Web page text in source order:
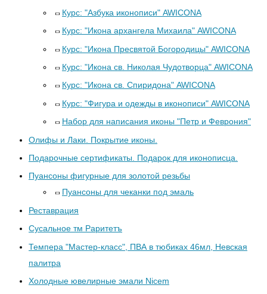
Курс: "Азбука иконописи" AWICONA
Курс: "Икона архангела Михаила" AWICONA
Курс: "Икона Пресвятой Богородицы" AWICONA
Курс: "Икона св. Николая Чудотворца" AWICONA
Курс: "Икона св. Спиридона" AWICONA
Курс: "Фигура и одежды в иконописи" AWICONA
Набор для написания иконы "Петр и Феврония"
Олифы и Лаки. Покрытие иконы.
Подарочные сертификаты. Подарок для иконописца.
Пуансоны фигурные для золотой резьбы
Пуансоны для чеканки под эмаль
Реставрация
Сусальное тм Раритетъ
Темпера "Мастер-класс", ПВА в тюбиках 46мл, Невская
палитра
Холодные ювелирные эмали Nicem